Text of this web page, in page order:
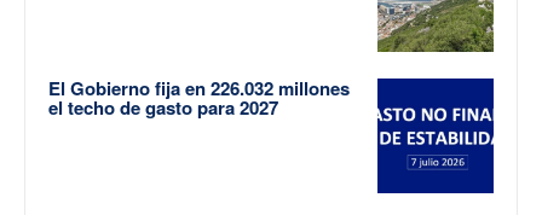
El Gobierno fija en 226.032 millones
el techo de gasto para 2027